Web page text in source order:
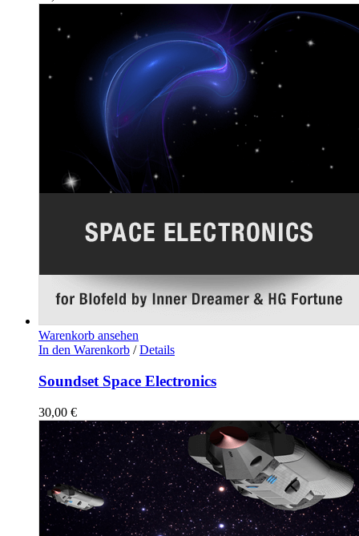
Warenkorb ansehen
In den Warenkorb / Details
Soundset Space Electronics
30,00 €